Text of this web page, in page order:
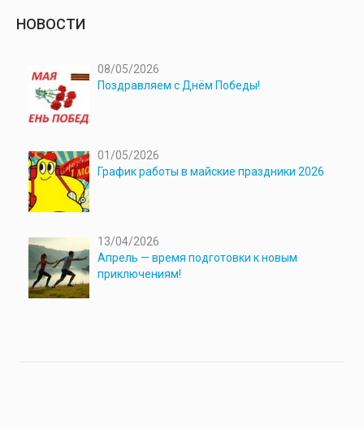
НОВОСТИ
08/05/2026
Поздравляем с Днём Победы!
01/05/2026
График работы в майские праздники 2026
13/04/2026
Апрель — время подготовки к новым
приключениям!